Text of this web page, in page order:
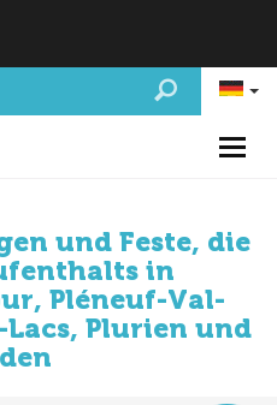
und Feste, die
in
Pléneuf-Val-
Plurien und